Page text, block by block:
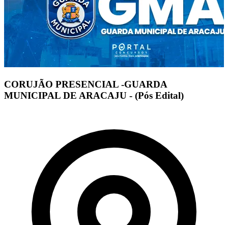
CORUJÃO PRESENCIAL -GUARDA
MUNICIPAL DE ARACAJU - (Pós Edital)